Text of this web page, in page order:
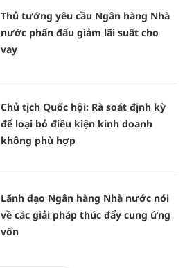
Thủ tướng yêu cầu Ngân hàng Nhà
nước phấn đấu giảm lãi suất cho
vay
Chủ tịch Quốc hội: Rà soát định kỳ
để loại bỏ điều kiện kinh doanh
không phù hợp
Lãnh đạo Ngân hàng Nhà nước nói
về các giải pháp thúc đẩy cung ứng
vốn